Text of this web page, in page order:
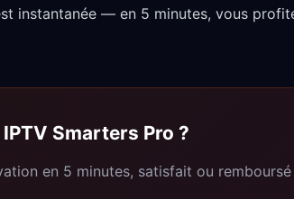
instantanée — en 5 minutes, vous
Smarters Pro ?
en 5 minutes, satisfait ou